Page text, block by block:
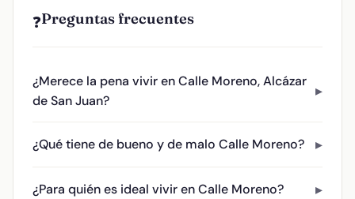
❓Preguntas frecuentes
¿Merece la pena vivir en Calle Moreno, Alcázar
de San Juan?
¿Qué tiene de bueno y de malo Calle Moreno?
¿Para quién es ideal vivir en Calle Moreno?